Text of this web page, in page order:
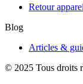
Retour
Blog
Articles &
© 2025 Tous droits